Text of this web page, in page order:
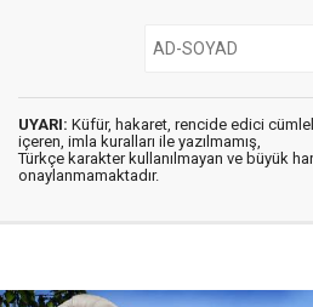
UYARI: Küfür, hakaret, rencide edici
içeren, imla kuralları ile yazılmamış,
Türkçe karakter kullanılmayan ve büyük
onaylanmamaktadır.